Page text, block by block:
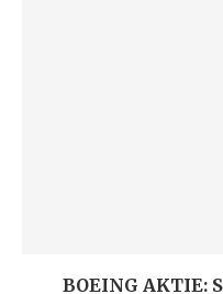
BOEING AKTIE: